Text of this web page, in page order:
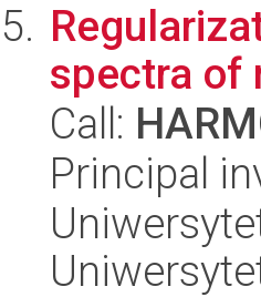
spectra of
Call:
Principal